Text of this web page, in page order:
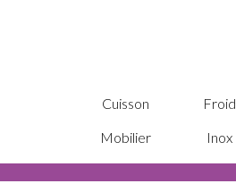
Cuisson Froid
Mobilier
Inox